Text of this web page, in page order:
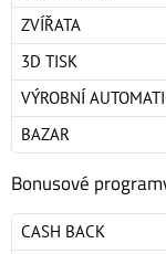
ZVÍŘATA
3D TISK
VÝROBNÍ
BAZAR
Bonusové
CASH BACK